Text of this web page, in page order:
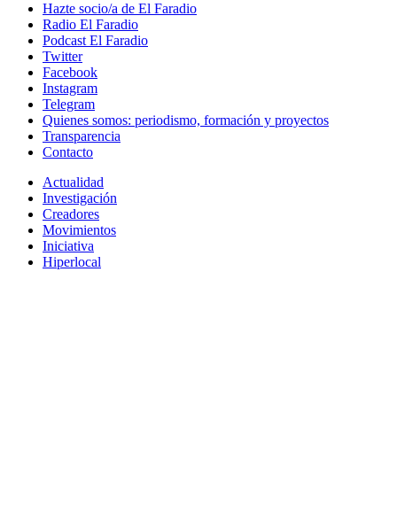
Hazte socio/a de El Faradio
Radio El Faradio
Podcast El Faradio
Twitter
Facebook
Instagram
Telegram
Quienes somos: periodismo, formación y proyectos
Transparencia
Contacto
Actualidad
Investigación
Creadores
Movimientos
Iniciativa
Hiperlocal